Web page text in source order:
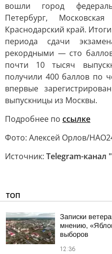
вошли город
Петербург,
Краснодарский край.
периода сдачи
рекордными — сто
почти 10 тысяч
получили 400 баллов по
впервые
выпускницы из Москвы.
Подробнее по ссылке
Фото: Алексей Орлов/
Источник: Telegram-канал
ТОП
Записки
мнению,
выборов
12:36